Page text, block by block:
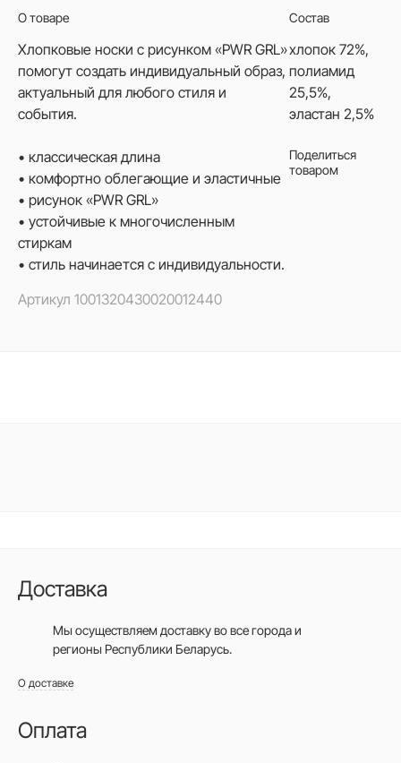
О товаре
Хлопковые носки с рисунком «PWR GRL»
помогут создать индивидуальный образ,
актуальный для любого стиля и
события.
• классическая длина
• комфортно облегающие и эластичные
• рисунок «PWR GRL»
• устойчивые к многочисленным
стиркам
• стиль начинается с индивидуальности.
Артикул 1001320430020012440
Состав
хлопок 72%,
полиамид
25,5%,
эластан 2,5%
Поделиться
товаром
Доставка
Мы осуществляем доставку во все городаи
регионы Республики Беларусь.
О доставке
Оплата